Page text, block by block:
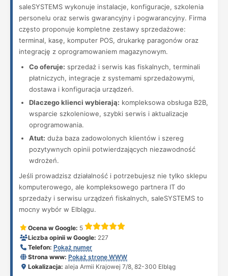
saleSYSTEMS wykonuje instalacje, konfiguracje, szkolenia
personelu oraz serwis gwarancyjny i pogwarancyjny. Firma
często proponuje kompletne zestawy sprzedażowe:
terminal, kasę, komputer POS, drukarkę paragonów oraz
integrację z oprogramowaniem magazynowym.
Co oferuje: sprzedaż i serwis kas fiskalnych, terminali
płatniczych, integracje z systemami sprzedażowymi,
dostawa i konfiguracja urządzeń.
Dlaczego klienci wybierają: kompleksowa obsługa B2B,
wsparcie szkoleniowe, szybki serwis i aktualizacje
oprogramowania.
Atut: duża baza zadowolonych klientów i szereg
pozytywnych opinii potwierdzających niezawodność
wdrożeń.
Jeśli prowadzisz działalność i potrzebujesz nie tylko sklepu
komputerowego, ale kompleksowego partnera IT do
sprzedaży i serwisu urządzeń fiskalnych, saleSYSTEMS to
mocny wybór w Elblągu.
Ocena w Google: 5
Liczba opinii w Google: 227
Telefon: Pokaż numer
Strona www: Pokaż stronę WWW
Lokalizacja: aleja Armii Krajowej 7/8, 82-300 Elbląg